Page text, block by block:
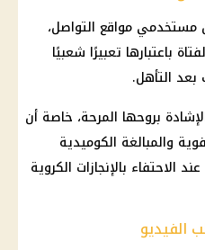
مستخدمي مواقع التواصل،
باعتبارها تعبيرًا شعبيًا
بعد التأهل.
بروحها المرحة، خاصة أن
والمبالغة الكوميدية
عند الاحتفاء بالإنجازات الكروية
الفيديو